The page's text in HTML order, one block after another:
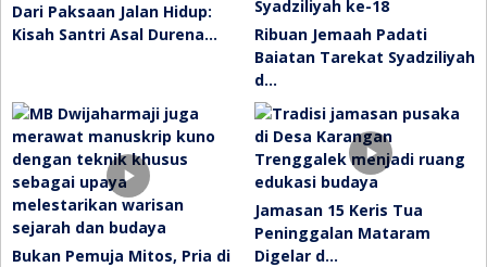
Dari Paksaan Jalan Hidup:
Kisah Santri Asal Durena…
Ribuan Jemaah Padati
Baiatan Tarekat Syadziliyah
d…
Bukan Pemuja Mitos, Pria di
Jamasan 15 Keris Tua
Peninggalan Mataram
Digelar d…